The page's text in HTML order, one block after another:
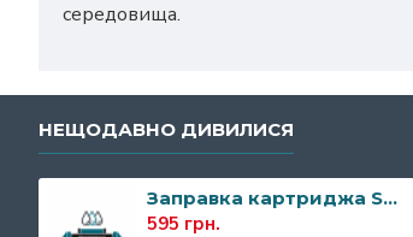
середовища.
НЕЩОДАВНО ДИВИЛИСЯ
Заправка картриджа Samsung MLT-D304S/MLT-D304L
595 грн.